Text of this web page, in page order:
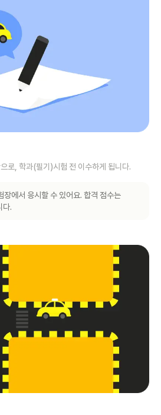
로, 학과(필기)시험 전 이수하게 됩니다.
장에서 응시할 수 있어요. 합격 점수는
다.